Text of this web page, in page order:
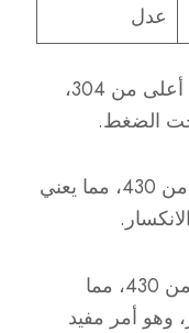
عدل
:430 لديه قوة خضوع أعلى من 304،
الضغط.
:304 لديه قوة شد أعلى من 430، مما يعني
:304 لديه استطالة أعلى من 430، مما
وهو أمر مفيد